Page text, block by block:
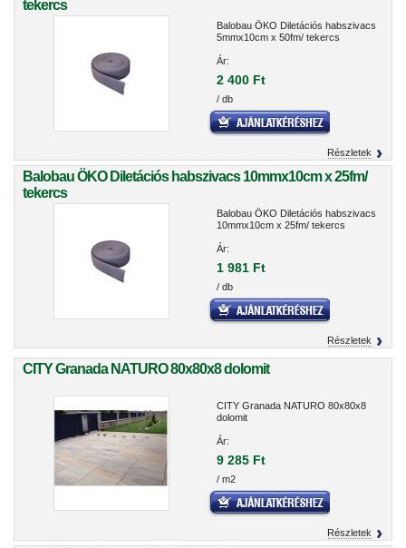
tekercs
Balobau ÖKO Diletációs habszivacs
5mmx10cm x 50fm/ tekercs
Ár:
2 400 Ft
/ db
Részletek
Balobau ÖKO Diletációs habszivacs 10mmx10cm x 25fm/
tekercs
Balobau ÖKO Diletációs habszivacs
10mmx10cm x 25fm/ tekercs
Ár:
1 981 Ft
/ db
Részletek
CITY Granada NATURO 80x80x8 dolomit
CITY Granada NATURO 80x80x8
dolomit
Ár:
9 285 Ft
/ m2
Részletek